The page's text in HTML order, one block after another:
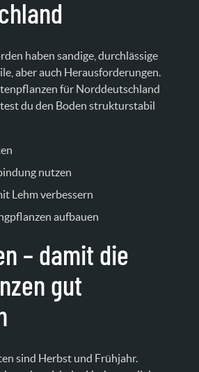
haben sandige, durchlässige
aber auch Herausforderungen.
für Norddeutschland
du den Boden strukturstabil
nutzen
Lehm verbessern
aufbauen
– damit die
gut
sind Herbst und Frühjahr.